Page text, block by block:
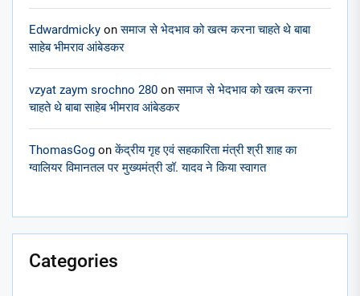
Edwardmicky onसमाज से भेदभाव को खत्म करना चाहते थे बाबा
साहेब भीमराव आंबेडकर
vzyat zaym srochno 280 onसमाज से भेदभाव को खत्म करना
चाहते थे बाबा साहेब भीमराव आंबेडकर
ThomasGog onकेंद्रीय गृह एवं सहकारिता मंत्री श्री शाह का
ग्वालियर विमानतल पर मुख्यमंत्री डॉ. यादव ने किया स्वागत
Categories